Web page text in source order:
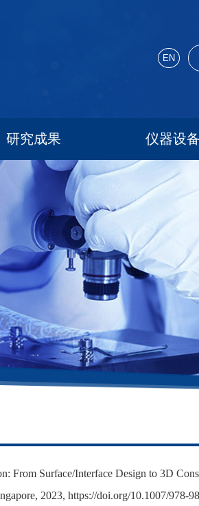
EN
研究成果 仪器设备
From Surface/Interface Design to 3D
2023, https://doi.org/10.1007/978-